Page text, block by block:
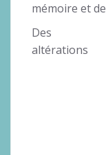
mémoire et
Des
altérations